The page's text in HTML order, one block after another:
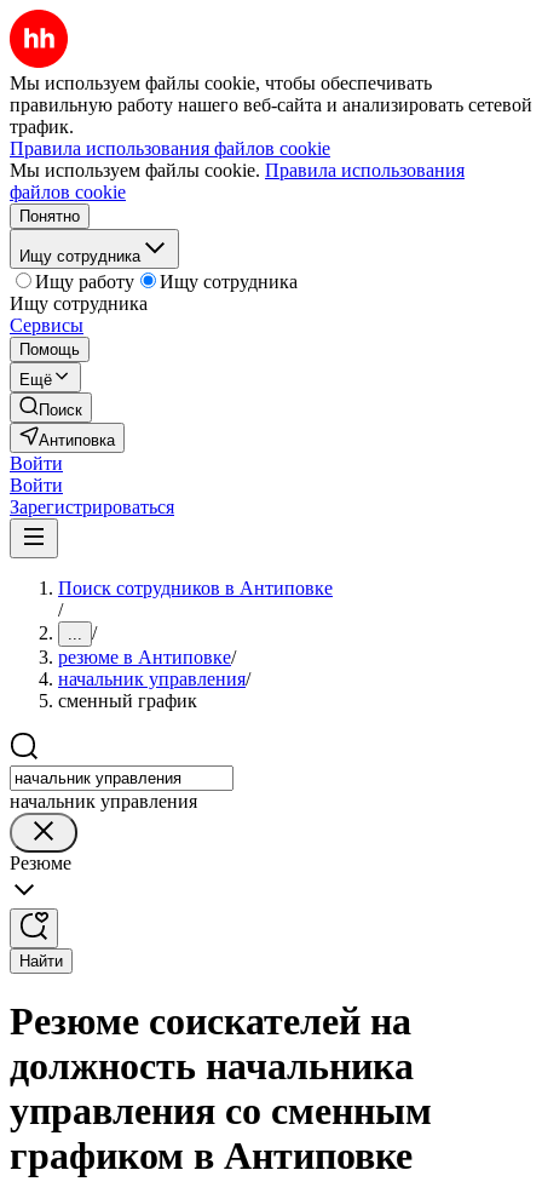
Мы используем файлы cookie, чтобы обеспечивать
правильную работу нашего веб-сайта и анализировать сетевой
трафик.
Правила использования файлов cookie
Мы используем файлы cookie. Правила использования
файлов cookie
Понятно
Ищу сотрудника
Ищу работу
Ищу сотрудника
Ищу сотрудника
Сервисы
Помощь
Ещё
Поиск
Антиповка
Войти
Войти
Зарегистрироваться
Поиск сотрудников в Антиповке
/
... /
резюме в Антиповке/
начальник управления/
сменный график
начальник управления
Резюме
Найти
Резюме соискателей на
должность начальника
управления со сменным
графиком в Антиповке